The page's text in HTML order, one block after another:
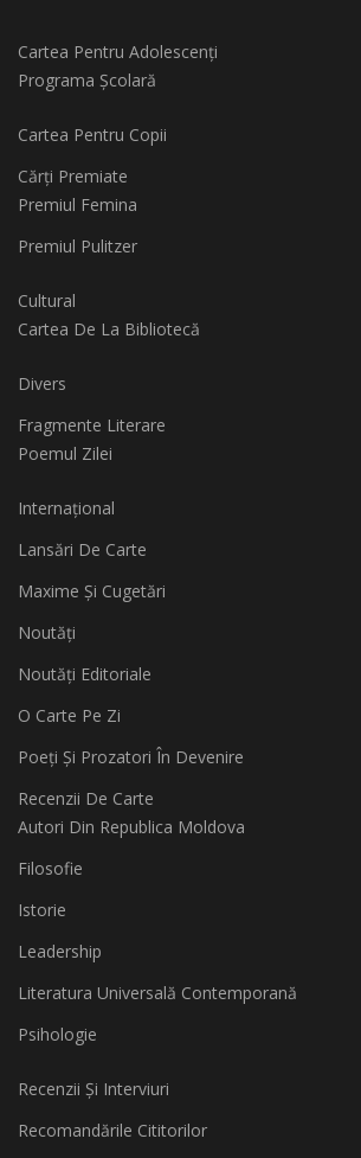
Cartea Pentru Adolescenți
Programa Școlară
Cartea Pentru Copii
Cărți Premiate
Premiul Femina
Premiul Pulitzer
Cultural
Cartea De La Bibliotecă
Divers
Fragmente Literare
Poemul Zilei
Internațional
Lansări De Carte
Maxime Și Cugetări
Noutăți
Noutăți Editoriale
O Carte Pe Zi
Poeți Și Prozatori În Devenire
Recenzii De Carte
Autori Din Republica Moldova
Filosofie
Istorie
Leadership
Literatura Universală Contemporană
Psihologie
Recenzii Și Interviuri
Recomandările Cititorilor